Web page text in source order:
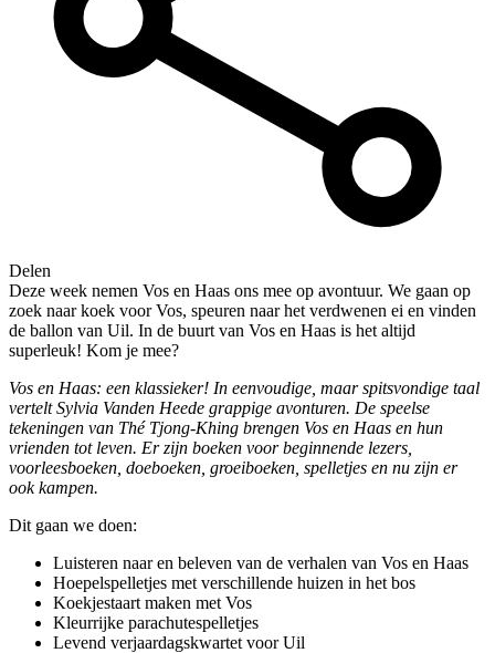
Delen
Deze week nemen Vos en Haas ons mee op avontuur. We gaan op
zoek naar koek voor Vos, speuren naar het verdwenen ei en vinden
de ballon van Uil. In de buurt van Vos en Haas is het altijd
superleuk! Kom je mee?
Vos en Haas: een klassieker! In eenvoudige, maar spitsvondige taal
vertelt Sylvia Vanden Heede grappige avonturen. De speelse
tekeningen van Thé Tjong-Khing brengen Vos en Haas en hun
vrienden tot leven. Er zijn boeken voor beginnende lezers,
voorleesboeken, doeboeken, groeiboeken, spelletjes en nu zijn er
ook kampen.
Dit gaan we doen:
Luisteren naar en beleven van de verhalen van Vos en Haas
Hoepelspelletjes met verschillende huizen in het bos
Koekjestaart maken met Vos
Kleurrijke parachutespelletjes
Levend verjaardagskwartet voor Uil